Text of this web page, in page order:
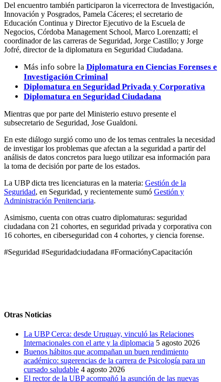
Del encuentro también participaron la vicerrectora de Investigación,
Innovación y Posgrados, Pamela Cáceres; el secretario de
Educación Continua y Director Ejecutivo de la Escuela de
Negocios, Córdoba Management School, Marco Lorenzatti; el
coordinador de las carreras de Seguridad, Jorge Castillo; y Jorge
Jofré, director de la diplomatura en Seguridad Ciudadana.
Más info sobre la Diplomatura en Ciencias Forenses e
Investigación Criminal
Diplomatura en Seguridad Privada y Corporativa
Diplomatura en Seguridad Ciudadana
Mientras que por parte del Ministerio estuvo presente el
subsecretario de Seguridad, Jose Gualdoni.
En este diálogo surgió como uno de los temas centrales la necesidad
de investigar los problemas que afectan a la seguridad a partir del
análisis de datos concretos para luego utilizar esa información para
la toma de decisión por parte de los estados.
La UBP dicta tres licenciaturas en la materia: Gestión de la
Seguridad, en Seguridad, y recientemente sumó Gestión y
Administración Penitenciaria.
Asimismo, cuenta con otras cuatro diplomaturas: seguridad
ciudadana con 21 cohortes, en seguridad privada y corporativa con
16 cohortes, en ciberseguridad con 4 cohortes, y ciencia forense.
#Seguridad #Seguridadciudadana #FormaciónyCapacitación
Otras Noticias
La UBP Cerca: desde Uruguay, vinculó las Relaciones
Internacionales con el arte y la diplomacia 5 agosto 2026
Buenos hábitos que acompañan un buen rendimiento
académico: sugerencias de la carrera de Psicología para un
cursado saludable 4 agosto 2026
El rector de la UBP acompañó la asunción de las nuevas